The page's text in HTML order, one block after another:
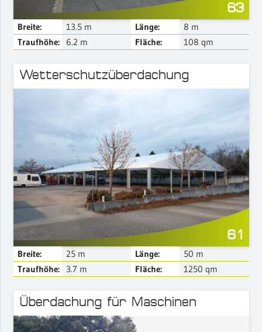
63
Breite: 13.5m Länge: 8 m
Traufhöhe:
6.2 m Fläche: 108 qm
Wetterschutzüberdachung
Mehr Details
61
Breite: 25m Länge: 50 m
Traufhöhe:
3.7m Fläche: 1250 qm
Überdachung für Maschinen